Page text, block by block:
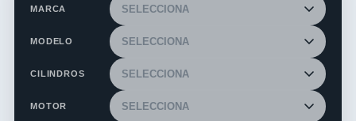
MARCA
MODELO
CILINDROS
MOTOR